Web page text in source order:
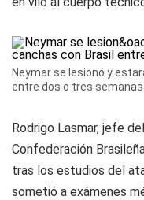
Neymar se lesionó y
entre dos o tres semanas
Rodrigo Lasmar, jefe
Confederación
tras los estudios del
sometió a exámenes